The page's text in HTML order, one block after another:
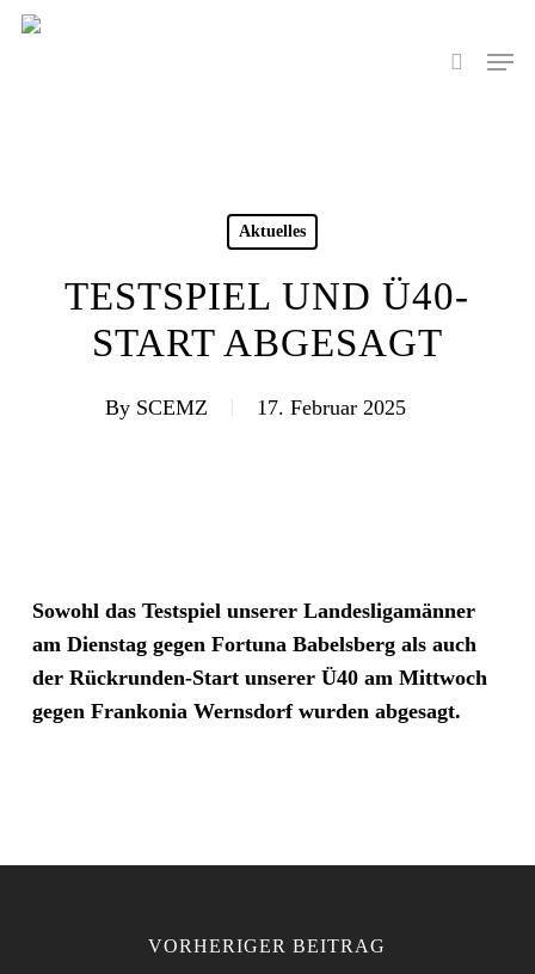
Skip
search
Menu
Aktuelles
TESTSPIEL UND Ü40-
START ABGESAGT
By SCEMZ 17. Februar 2025
Sowohl das Testspiel unserer Landesligamänner
am Dienstag gegen Fortuna Babelsberg als auch
der Rückrunden-Start unserer Ü40 am Mittwoch
gegen Frankonia Wernsdorf wurden abgesagt.
VORHERIGER BEITRAG